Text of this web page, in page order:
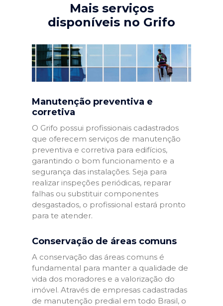
Mais serviços
disponíveis no Grifo
Manutenção preventiva e
corretiva
O Grifo possui profissionais cadastrados
que oferecem serviços de manutenção
preventiva e corretiva para edifícios,
garantindo o bom funcionamento e a
segurança das instalações. Seja para
realizar inspeções periódicas, reparar
falhas ou substituir componentes
desgastados, o profissional estará pronto
para te atender.
Conservação de áreas comuns
A conservação das áreas comuns é
fundamental para manter a qualidade de
vida dos moradores e a valorização do
imóvel. Através de empresas cadastradas
de manutenção predial em todo Brasil, o